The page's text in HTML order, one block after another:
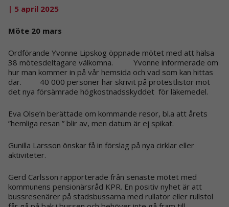
| 5 april 2025
Möte 20 mars
Ordförande Yvonne Lipskog öppnade mötet med att hälsa
38 mötesdeltagare välkomna. Yvonne informerade om
hur man kommer in på vår hemsida och vad som kan hittas
där. 40 000 personer har skrivit på protestlistor mot
det nya försämrade högkostnadsskyddet för läkemedel.
Eva Olse’n berättade om kommande resor, bl.a att årets
”hemliga resan ” blir av, men datum är ej spikat.
Gunilla Larsson önskar få in förslag på nya cirklar eller
aktiviteter.
Gerd Carlsson rapporterade från senaste mötet med
kommunens pensionärsråd KPR. En positiv nyhet är att
bussresenärer på stadsbussarna med rullator eller rullstol